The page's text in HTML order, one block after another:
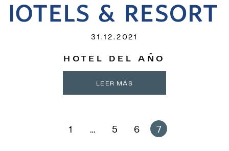
31.12.2021
HOTEL DEL AÑO
LEER MÁS
1 5 6 7